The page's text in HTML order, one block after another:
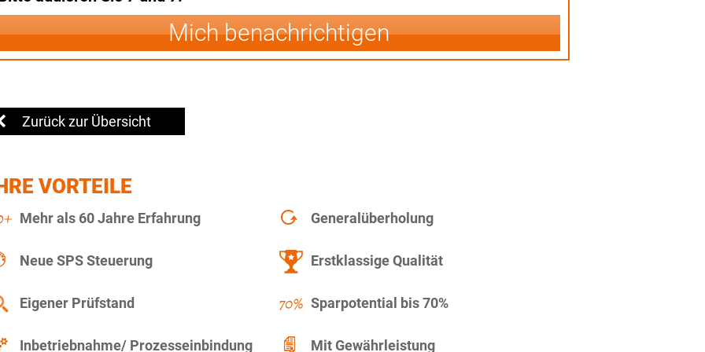
Mich benachrichtigen
Zurück zur Übersicht
VORTEILE
Mehr als 60 Jahre Erfahrung Generalüberholung
Neue SPS Steuerung Erstklassige Qualität
Eigener Prüfstand Sparpotential bis 70%
Inbetriebnahme/ Prozesseinbindung Mit Gewährleistung